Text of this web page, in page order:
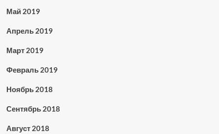
Май 2019
Апрель 2019
Март 2019
Февраль 2019
Ноябрь 2018
Сентябрь 2018
Август 2018